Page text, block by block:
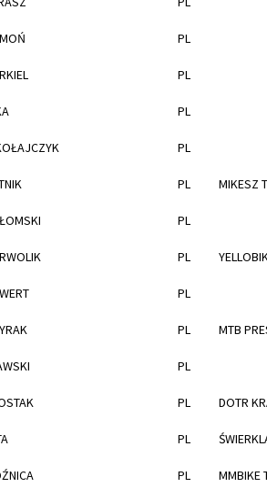
PL
PL
PL
PL
PL MIKESZ
PL
PL
PL
PL MTB
PL
PL DOTR
PL
PL MMBIKE